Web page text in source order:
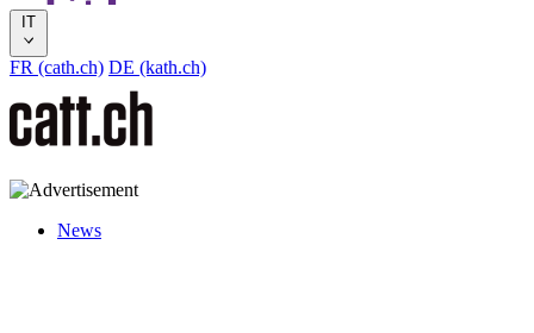
IT
FR (cath.ch) DE (kath.ch)
News